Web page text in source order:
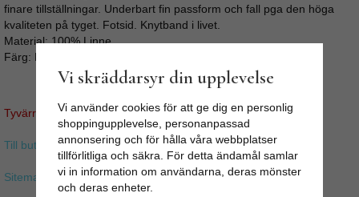
finare tillställningar. Underbart fin passform och fall pga den höga
kvaliteten på tyget. Fotsid. Knytband i livet.
Material: 100% Linne
Färg: Naturligt oblekt linne Från: Poppins Clothing
Tyvärr ingår inte denna produkt i vårt sortiment för tillfället.
Till butikens startsida »
Sitemap »
Vi skräddarsyr din upplevelse
Vi använder cookies för att ge dig en personlig
shoppingupplevelse, personanpassad
annonsering och för hålla våra webbplatser
tillförlitliga och säkra. För detta ändamål samlar
vi in information om användarna, deras mönster
och deras enheter.